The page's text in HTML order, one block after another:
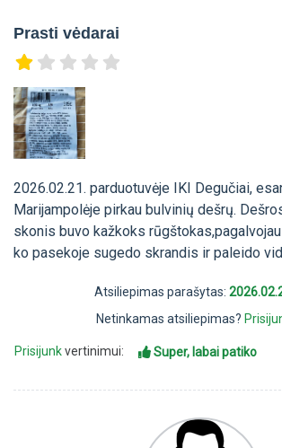
Prasti vėdarai
2026.02.21. parduotuvėje IKI Degučiai,
Marijampolėje pirkau bulvinių dešrų.
skonis buvo kažkoks
ko pasekoje sugedo skrandis ir paleido
Atsiliepimas parašytas:
Netinkamas atsiliepimas?
Prisijunkvertinimui: Super, labai patiko